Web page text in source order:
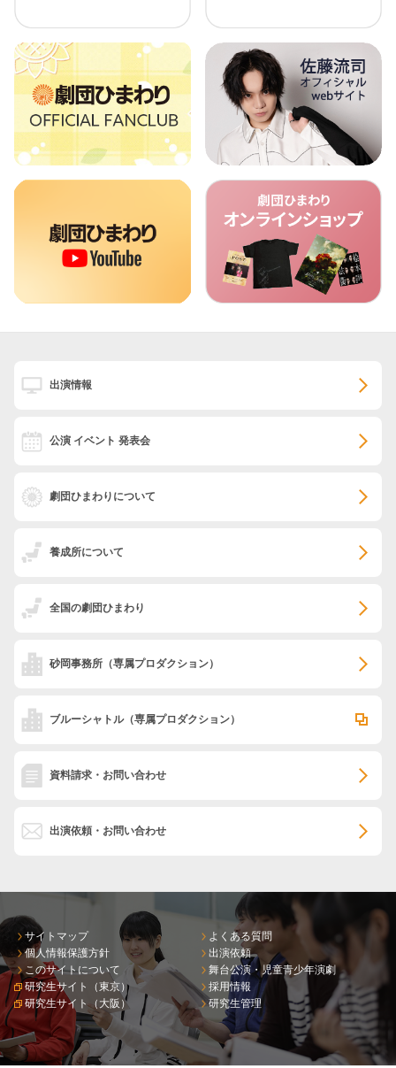
出演情報
公演 イベント 発表会
劇団ひまわりについて
養成所について
全国の劇団ひまわり
砂岡事務所 （専属プロダクション）
ブルーシャトル（専属プロダクション）
資料請求・お問い合わせ
出演依頼・お問い合わせ
サイトマップ
個人情報保護方針
このサイトについて
研究生サイト（東京）
研究生サイト（大阪）
よくある質問
出演依頼
舞台公演・児童青少年演劇
採用情報
研究生管理